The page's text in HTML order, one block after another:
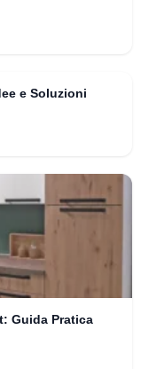
e Soluzioni
Guida Pratica